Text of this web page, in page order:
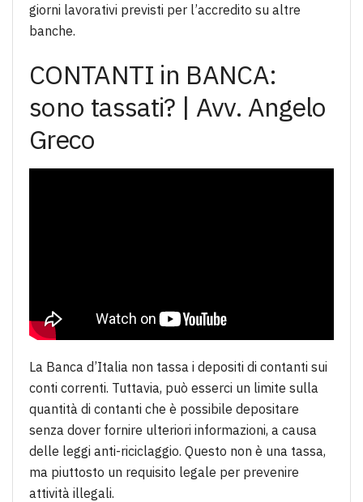
giorni lavorativi previsti per l’accredito su altre
banche.
CONTANTI in BANCA:
sono tassati? | Avv. Angelo
Greco
La Banca d’Italia non tassa i depositi di contanti sui
conti correnti. Tuttavia, può esserci un limite sulla
quantità di contanti che è possibile depositare
senza dover fornire ulteriori informazioni, a causa
delle leggi anti-riciclaggio. Questo non è una tassa,
ma piuttosto un requisito legale per prevenire
attività illegali.